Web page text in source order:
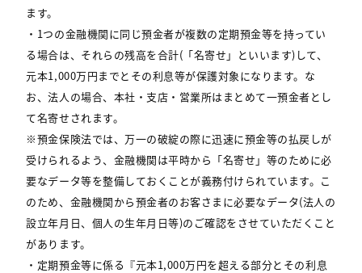
ます。
・1つの金融機関に同じ預金者が複数の定期預金等を持ってい
る場合は、それらの残高を合計(「名寄せ」といいます)して、
元本1,000万円までとその利息等が保護対象になります。な
お、法人の場合、本社・支店・営業所はまとめて一預金者とし
て名寄せされます。
※預金保険法では、万一の破綻の際に迅速に預金等の払戻しが
受けられるよう、金融機関は平時から「名寄せ」等のために必
要なデータ等を整備しておくことが義務付けられています。こ
のため、金融機関から預金者のお客さまに必要なデータ(法人の
設立年月日、個人の生年月日等)のご確認をさせていただくこと
があります。
・定期預金等に係る『元本1,000万円を超える部分とその利息